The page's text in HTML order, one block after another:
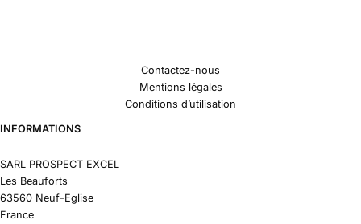
Contactez-nous
Mentions légales
Conditions d’utilisation
INFORMATIONS
SARL PROSPECT EXCEL
Les Beauforts
63560 Neuf-Eglise
France